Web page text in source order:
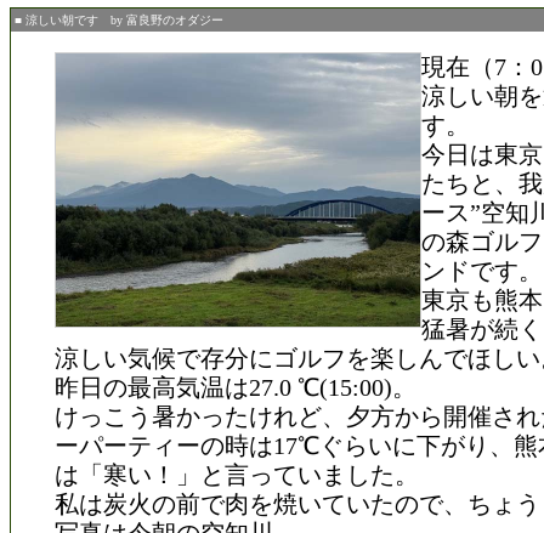
■ 涼しい朝です by 富良野のオダジー
現在（7：
涼しい朝
す。
今日は東
たちと、
ース”空知
の森ゴル
ンドです。
東京も熊
猛暑が続
涼しい気候で存分にゴルフを楽しんでほし
昨日の最高気温は27.0 ℃(15:00)。
けっこう暑かったけれど、夕方から開催さ
ーパーティーの時は17℃ぐらいに下がり、
は「寒い！」と言っていました。
私は炭火の前で肉を焼いていたので、ちょ